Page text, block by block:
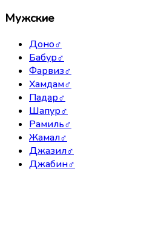
Мужские
Доно♂
Бабур♂
Фарвиз♂
Хамдам♂
Падар♂
Шапур♂
Рамиль♂
Жамал♂
Джазил♂
Джабин♂